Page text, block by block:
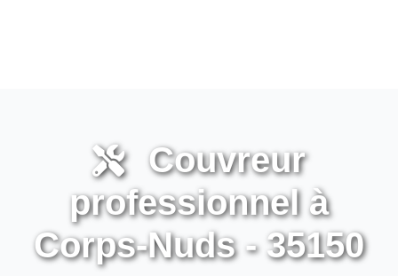
Couvreur
professionnel à
Corps-Nuds - 35150